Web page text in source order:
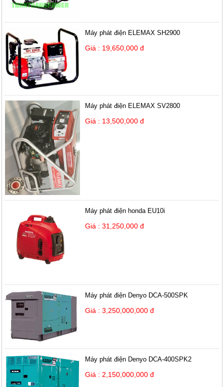
Máy phát điện ELEMAX SH2900
Giá : 19,650,000 đ
Máy phát điện ELEMAX SV2800
Giá : 13,500,000 đ
Máy phát điện honda EU10i
Giá : 31,250,000 đ
Máy phát điện Denyo DCA-500SPK
Giá : 3,250,000,000 đ
Máy phát điện Denyo DCA-400SPK2
Giá : 2,150,000,000 đ